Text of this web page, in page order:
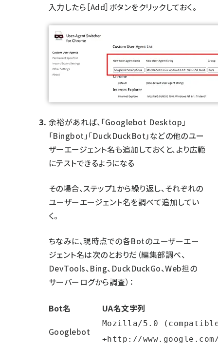
入力したら［Add］ボタンをクリックしておく。
余裕があれば、「Googlebot Desktop」
「Bingbot」「DuckDuckBot」などの他のユー
ザーエージェント名も追加しておくと、より広範
にテストできるようになる
その場合、ステップ1から繰り返し、それぞれの
ユーザーエージェント名を調べて追加してい
く。
ちなみに、現時点での各Botのユーザーエー
ジェント名は次のとおりだ（編集部調べ、
DevTools、 Bing、 DuckDuckGo、Web担の
サーバーログから調査）：
Bot名
UA名文字列
Googlebot
Mozilla/5.0
+http://